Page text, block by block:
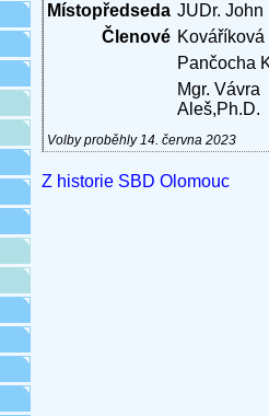
Místopředseda JUDr. John
Členové Kováříková
Pančocha
Mgr. Vávra
Aleš,Ph.D.
Volby proběhly 14. června 2023
Z historie SBD Olomouc